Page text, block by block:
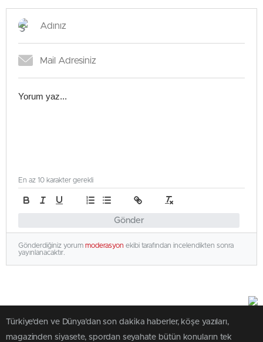
Gönder
En az 10 karakter gerekli
Gönderdiğiniz yorum moderasyon ekibi tarafından incelendikten sonra
yayınlanacaktır.
Türkiye'den ve Dünya’dan son dakika haberler, köşe yazıları,
magazinden siyasete, spordan seyahate bütün konuların tek